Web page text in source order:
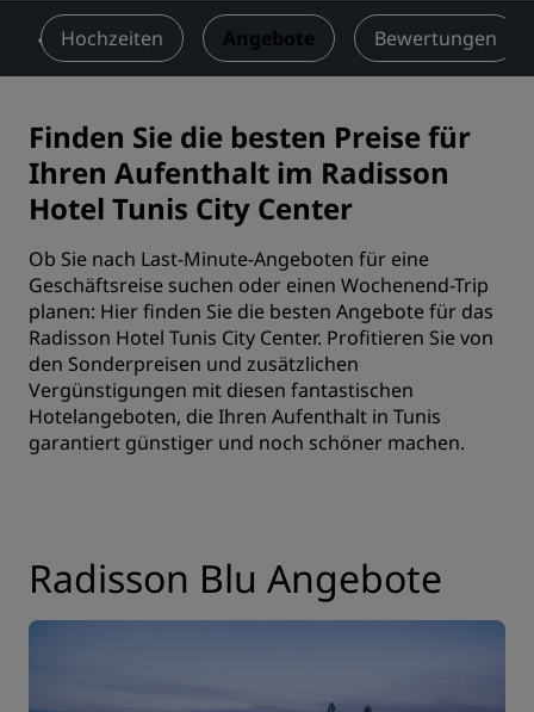
Hochzeiten Angebote Bewertungen
Finden Sie die besten Preise für
Ihren Aufenthalt im Radisson
Hotel Tunis City Center
Ob Sie nach Last-Minute-Angeboten für eine
Geschäftsreise suchen oder einen Wochenend-Trip
planen: Hier finden Sie die besten Angebote für das
Radisson Hotel Tunis City Center. Profitieren Sie von
den Sonderpreisen und zusätzlichen
Vergünstigungen mit diesen fantastischen
Hotelangeboten, die Ihren Aufenthalt in Tunis
garantiert günstiger und noch schöner machen.
Radisson Blu Angebote